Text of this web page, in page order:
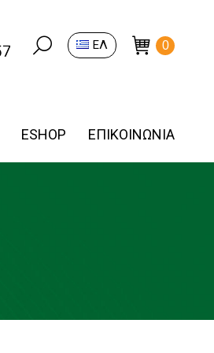
Search: ΕΛ 0
ESHOP ΕΠΙΚΟΙΝΩΝΙΑ